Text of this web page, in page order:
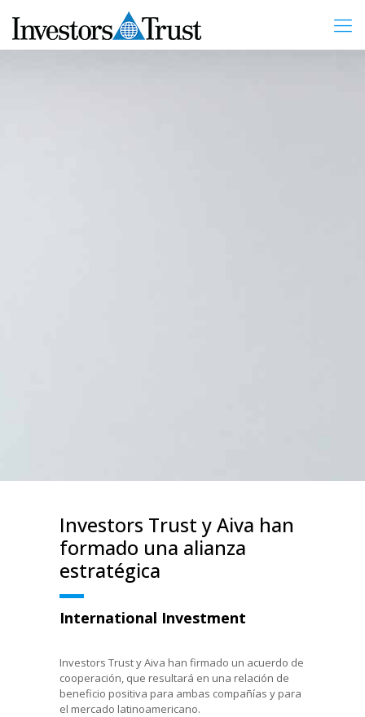
Investors Trust y Aiva han
formado una alianza
estratégica
International Investment
Investors Trust y Aiva han firmado un acuerdo de
cooperación, que resultará en una relación de
beneficio positiva para ambas compañías y para
el mercado latinoamericano.